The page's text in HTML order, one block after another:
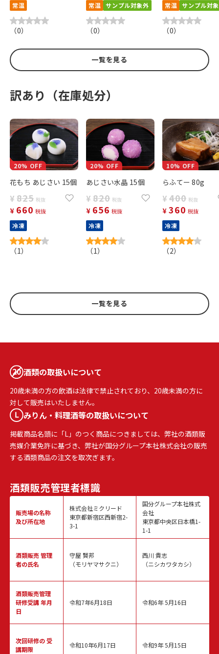
常温
（0）
常温 サンプル対象外
（0）
常温 サンプル対
（0）
一覧を見る
訳あり（在庫処分）
20% OFF
花もち あじさい 15個
¥ 825 税抜
¥ 660 税抜
冷凍
（1）
20% OFF
あじさい水晶 15個
¥ 820 税抜
¥ 656 税抜
冷凍
（1）
10% OFF
らふてー 80g
¥ 400 税抜
¥ 360 税抜
冷凍
（2）
一覧を見る
酒類の取扱いについて
20歳未満の方の飲酒は法律で禁止されており、20歳未満の方に
対して販売はいたしません。
みりん・料理酒等の取扱いについて
掲載商品名頭に「L」のつく商品につきましては、弊社の酒類販
売媒介業免許に基づき、弊社が国分グループ本社株式会社の販売
する酒類商品の注文を取次ぎます。
酒類販売管理者標識
販売場の名称
及び所在地
酒類販売管理
者の氏名
酒類販売管理
研修受講 年月
日
次回研修の受
講期限
株式会社ミクリード
東京都新宿区西新宿2-
3-1
守屋 賢邦
（モリヤマサクニ）
令和7年6月18日
令和10年6月17日
国分グループ本社株式
会社
東京都中央区日本橋1-
1-1
西川 貴志
（ニシカワタカシ）
令和6年 5月16日
令和9年 5月15日